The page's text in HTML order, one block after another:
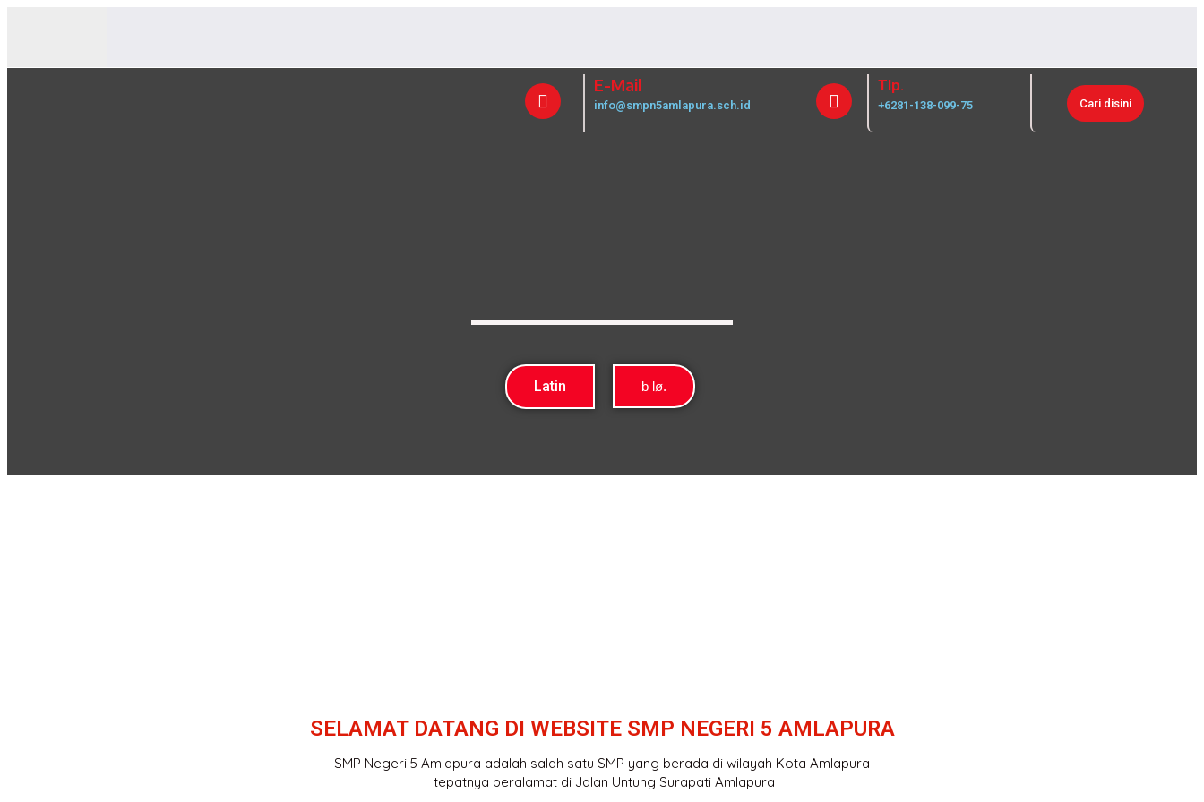
E-Mail
info@smpn5amlapura.sch.id
Tlp.
+6281-138-099-75 Cari disini
Latin b lø.
SELAMAT DATANG DI WEBSITE SMP NEGERI 5 AMLAPURA
SMP Negeri 5 Amlapura adalah salah satu SMP yang berada di wilayah Kota Amlapura
tepatnya beralamat di Jalan Untung Surapati Amlapura